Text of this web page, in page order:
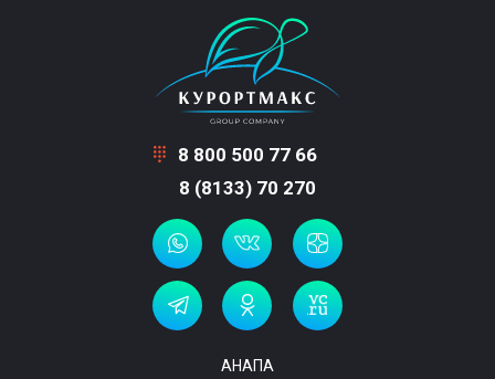
8 800 500 77 66
8 (8133) 70 270
АНАПА